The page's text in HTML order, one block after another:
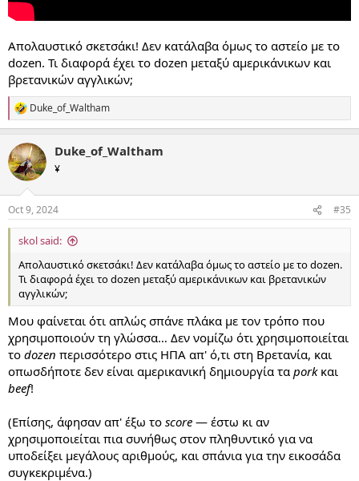
Απολαυστικό σκετσάκι! Δεν κατάλαβα όμως το αστείο με το
dozen. Τι διαφορά έχει το dozen μεταξύ αμερικάνικων και
βρετανικών αγγλικών;
R
e
c
t
i
s
:
Duke_of_Waltham
Duke_of_Waltham
¥
Oct 9, 2024 #35
skol said:
Απολαυστικό σκετσάκι! Δεν κατάλαβα όμως το αστείο με το dozen.
Τι διαφορά έχει το dozen μεταξύ αμερικάνικων και βρετανικών
αγγλικών;
Μου φαίνεται ότι απλώς σπάνε πλάκα με τον τρόπο που
χρησιμοποιούν τη γλώσσα… Δεν νομίζω ότι χρησιμοποιείται
το dozen περισσότερο στις ΗΠΑ απ' ό,τι στη Βρετανία, και
οπωσδήποτε δεν είναι αμερικανική δημιουργία τα porkκαι
beef!
(Επίσης, άφησαν απ' έξω το score — έστω κι αν
χρησιμοποιείται πια συνήθως στον πληθυντικό για να
υποδείξει μεγάλους αριθμούς, και σπάνια για την εικοσάδα
συγκεκριμένα.)